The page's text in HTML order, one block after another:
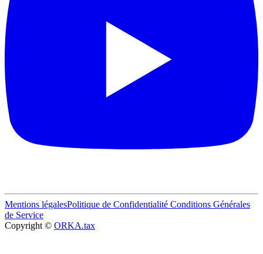
Mentions légalesPolitique de Confidentialité Conditions Générales
de Service
Copyright © ORKA.tax